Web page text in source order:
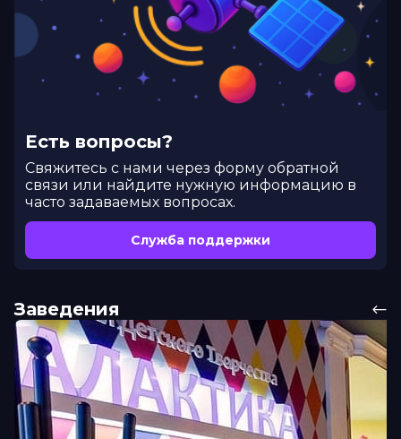
Есть вопросы?
Cвяжитесь с нами через форму обратной
связи или найдите нужную информацию в
часто задаваемых вопросах.
Служба поддержки
Заведения